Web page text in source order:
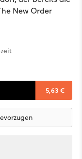
New Order
5,63 €